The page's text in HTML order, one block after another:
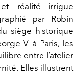
réalité irrigue
par Robin
siège historique
V à Paris, les
entre l’atelier
Elles illustrent